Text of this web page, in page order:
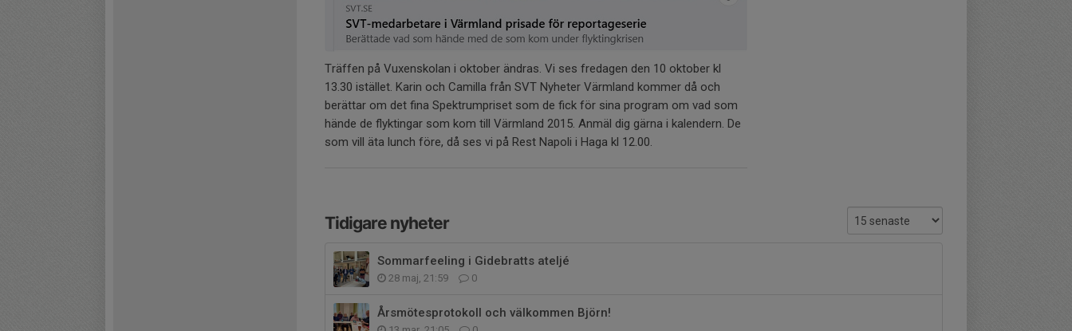
Träffen på Vuxenskolan i oktober ändras. Vi ses fredagen den 10 oktober kl
13.30 istället. Karin och Camilla från SVT Nyheter Värmland kommer då och
berättar om det fina Spektrumpriset som de fick för sina program om vad som
hände de flyktingar som kom till Värmland 2015. Anmäl dig gärna i kalendern. De
som vill äta lunch före, då ses vi på Rest Napoli i Haga kl 12.00.
Tidigare nyheter
Sommarfeeling i Gidebratts ateljé
28 maj, 21:59 0
Årsmötesprotokoll och välkommen Björn!